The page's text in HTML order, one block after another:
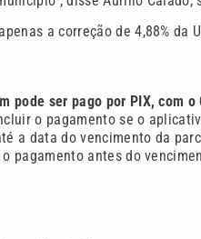
a correção de 4,88% da
pode ser pago por PIX, com
o pagamento se o
a data do vencimento da
pagamento antes do